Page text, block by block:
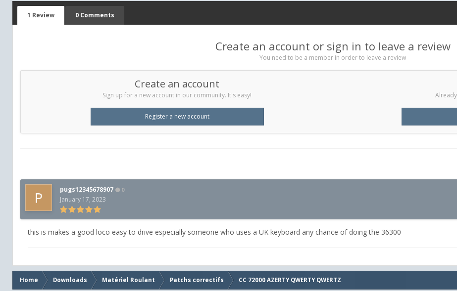
1 Review 0 Comments
Create an account or sign in to leave a review
You need to be a member in order to leave a review
Create an account
Sign up for a new account in our community. It's easy!
Register a new account
pugs12345678907 0
January 17, 2023
this is makes a good loco easy to drive especially someone who uses a UK keyboard any chance of doing the 36300
Home Downloads Matériel Roulant Patchs correctifs CC 72000 AZERTY QWERTY QWERTZ